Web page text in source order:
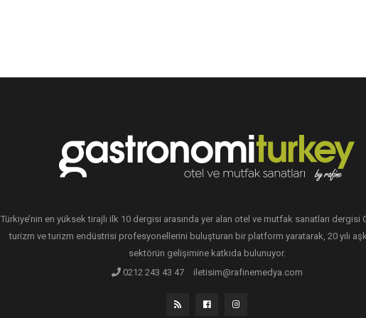
Türkiye’nin en yüksek tirajlı ilk 10 dergisi arasında yer alan otel ve mutfak sanatları dergisi
turizm ve turizm endüstrisi profesyonellerini buluşturan bir platform yaratarak, 20 yılı
sektörün gelişimine katkıda bulunuyor.
0212 243 43 47
iletisim@rafinemedya.com